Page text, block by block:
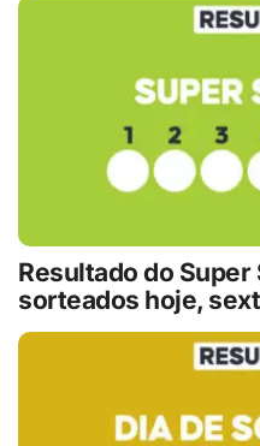
Resultado do
sorteados hoje,